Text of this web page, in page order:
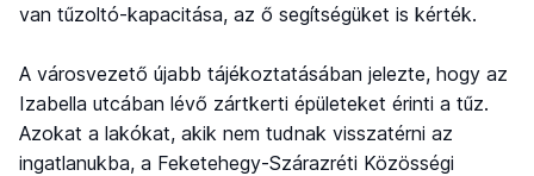
van tűzoltó-kapacitása, az ő segítségüket is kérték.
A városvezető újabb tájékoztatásában jelezte, hogy az
Izabella utcában lévő zártkerti épületeket érinti a tűz.
Azokat a lakókat, akik nem tudnak visszatérni az
ingatlanukba, a Feketehegy-Szárazréti Közösségi